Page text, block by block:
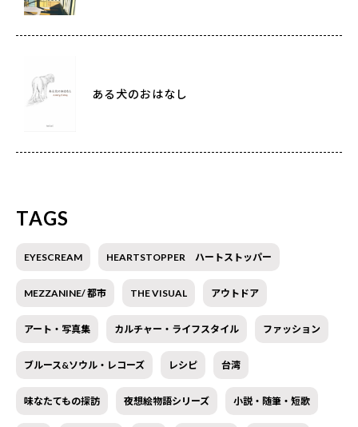
ある犬のおはなし
TAGS
EYESCREAM HEARTSTOPPER ハートストッパー
MEZZANINE/ 都市 THE VISUAL アウトドア
アート・写真集 カルチャー・ライフスタイル ファッション
ブルース&ソウル・レコーズ レシピ 台湾
味なたてもの探訪 夜想絵物語シリーズ 小説・随筆・短歌